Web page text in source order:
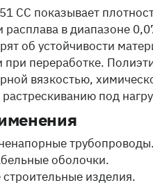
CC показывает
расплава в диапазоне
об устойчивости
при переработке.
вязкостью,
под
трубопроводы.
оболочки.
изделия.